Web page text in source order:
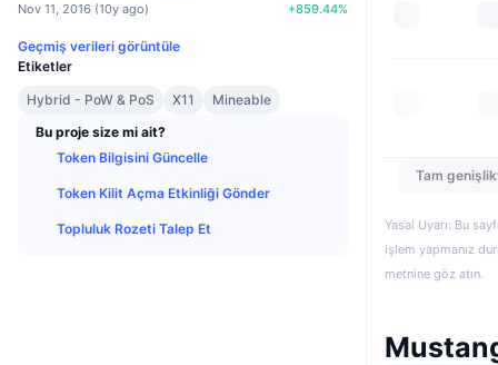
Nov 11, 2016 (10y ago) +859.44%
Geçmiş verileri görüntüle
Etiketler
Hybrid - PoW & PoS
X11
Mineable
Bu proje size mi ait?
Token Bilgisini Güncelle
Token Kilit Açma Etkinliği Gönder
Topluluk Rozeti Talep Et
Tam
Yasal Uyarı: Bu
işlem yapmanız
metnine göz atın.